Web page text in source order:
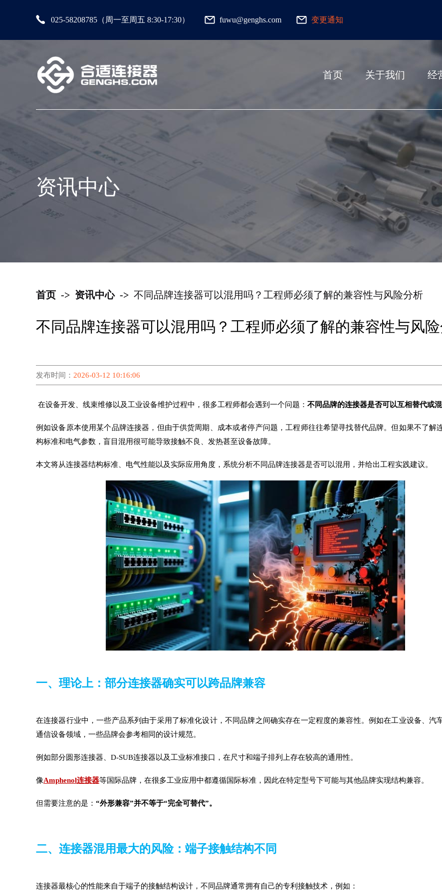
025-58208785（周一至周五 8:30-17:30） fuwu@genghs.com 变更通知
首页 关于我们 经
资讯中心
首页 -> 资讯中心 -> 不同品牌连接器可以混用吗？工程师必须了解的兼容性与风险分析
不同品牌连接器可以混用吗？工程师必须了解的兼容性与风
发布时间： 2026-03-12 10:16:06
在设备开发、线束维修以及工业设备维护过程中，很多工程师都会遇到一个问题： 不同品牌的连接器是否可以互相替代或
例如设备原本使用某个品牌连接器，但由于供货周期、成本或者停产问题，工程师往往希望寻找替代品牌。但如果不了解
构标准和电气参数，盲目混用很可能导致接触不良、发热甚至设备故障。
本文将从连接器结构标准、电气性能以及实际应用角度，系统分析不同品牌连接器是否可以混用，并给出工程实践建议。
一、理论上：部分连接器确实可以跨品牌兼容
在连接器行业中，一些产品系列由于采用了标准化设计，不同品牌之间确实存在一定程度的兼容性。例如在工业设备、汽
通信设备领域，一些品牌会参考相同的设计规范。
例如部分圆形连接器、D-SUB连接器以及工业标准接口，在尺寸和端子排列上存在较高的通用性。
像Amphenol连接器等国际品牌，在很多工业应用中都遵循国际标准，因此在特定型号下可能与其他品牌实现结构兼容。
但需要注意的是： “外形兼容”并不等于“完全可替代”。
二、连接器混用最大的风险：端子接触结构不同
连接器最核心的性能来自于端子的接触结构设计，不同品牌通常拥有自己的专利接触技术，例如：